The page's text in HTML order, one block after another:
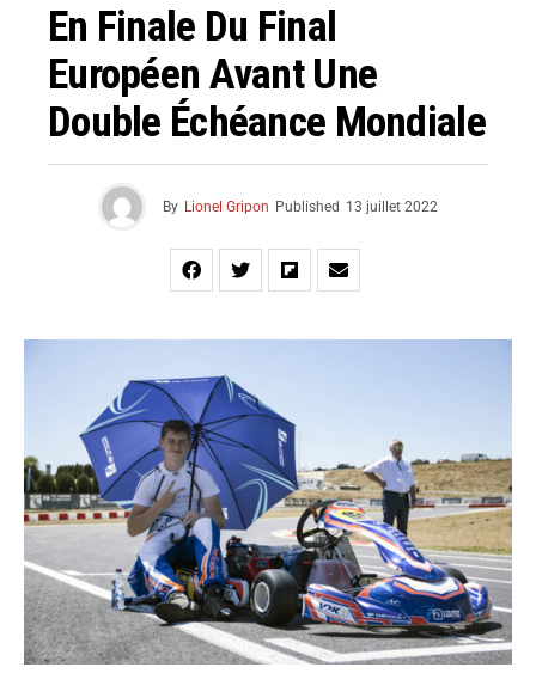
En Finale Du Final
Européen Avant Une
Double Échéance Mondiale
By Lionel Gripon Published 13 juillet 2022